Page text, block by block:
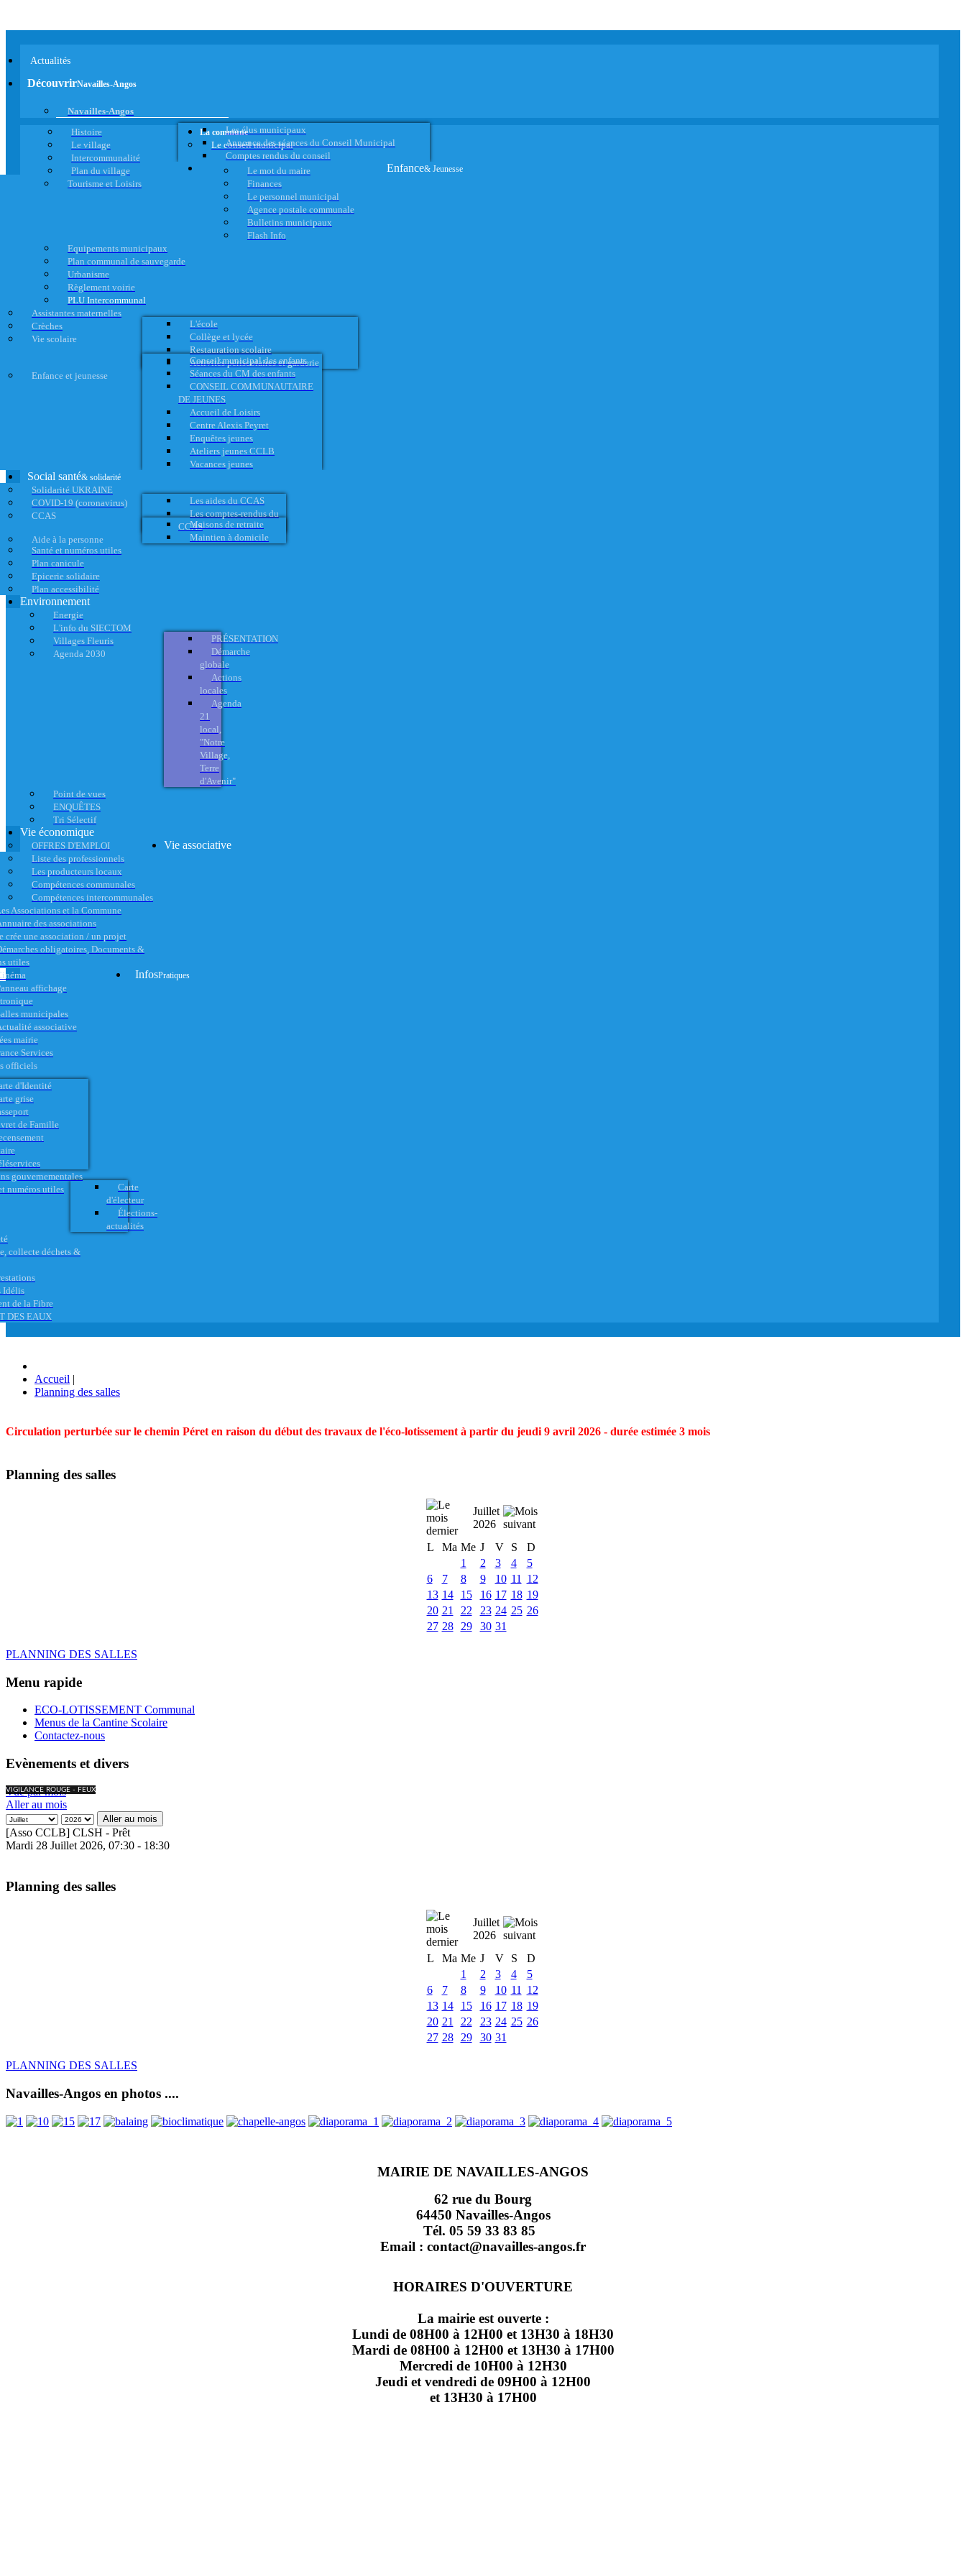
Actualités
DécouvrirNavailles-Angos
Navailles-Angos
Histoire
Le village
Intercommunalité
Plan du village
Tourisme et Loisirs
La commune
Le conseil municipal
Les élus municipaux
Annonce des séances du Conseil Municipal
Comptes rendus du conseil
Le mot du maire
Finances
Le personnel municipal
Agence postale communale
Bulletins municipaux
Flash Info
Equipements municipaux
Plan communal de sauvegarde
Urbanisme
Règlement voirie
PLU Intercommunal
Enfance& Jeunesse
Assistantes maternelles
Crèches
Vie scolaire
L'école
Collège et lycée
Restauration scolaire
Activités périscolaires et garderie
Enfance et jeunesse
Conseil municipal des enfants
Séances du CM des enfants
CONSEIL COMMUNAUTAIRE
DE JEUNES
Accueil de Loisirs
Centre Alexis Peyret
Enquêtes jeunes
Ateliers jeunes CCLB
Vacances jeunes
Social santé& solidarité
Solidarité UKRAINE
COVID-19 (coronavirus)
CCAS
Les aides du CCAS
Les comptes-rendus du
CCAS
Aide à la personne
Maisons de retraite
Maintien à domicile
Santé et numéros utiles
Plan canicule
Epicerie solidaire
Plan accessibilité
Environnement
Energie
L'info du SIECTOM
Villages Fleuris
Agenda 2030
PRÉSENTATION
Démarche
globale
Actions
locales
Agenda
21
local,
"Notre
Village,
Terre
d'Avenir"
Point de vues
ENQUÊTES
Tri Sélectif
Vie économique
OFFRES D'EMPLOI
Liste des professionnels
Les producteurs locaux
Compétences communales
Compétences intercommunales
Vie associative
Associations et la Commune
des associations
crée une association / un projet
obligatoires, Documents &
utiles
affichage
municipales
associative
InfosPratiques
mairie
Services
officiels
d'Identité
grise
de Famille
gouvernementales
numéros utiles
Carte
d'électeur
Élections-
actualités
collecte déchets &
Idélis
de la Fibre
DES EAUX
Accueil |
Planning des salles
Circulation perturbée sur le chemin Péret en raison du début des travaux de l'éco-lotissement à partir du jeudi 9 avril 2026 - durée estimée 3 mois
Planning des salles
Juillet
2026
L
Ma Me J V S
D
1
2 3 4
5
6
7 8 9 10 11
12
13 14 15 16 17 18 19
20 21 22 23 24 25 26
27 28 29 30 31
PLANNING DES SALLES
Menu rapide
ECO-LOTISSEMENT Communal
Menus de la Cantine Scolaire
Contactez-nous
Evènements et divers
VIGILANCE ROUGE - FEUX
Vue par mois
Aller au mois
Aller au mois
[Asso CCLB] CLSH - Prêt
Mardi 28 Juillet 2026, 07:30 - 18:30
Planning des salles
Juillet
2026
L
Ma Me J V S
D
1
2 3 4
5
6
7 8 9 10 11
12
13 14 15 16 17 18 19
20 21 22 23 24 25 26
27 28 29 30 31
PLANNING DES SALLES
Navailles-Angos en photos ....
MAIRIE DE NAVAILLES-ANGOS
62 rue du Bourg
64450 Navailles-Angos
Tél. 05 59 33 83 85
Email : contact@navailles-angos.fr
HORAIRES D'OUVERTURE
La mairie est ouverte :
Lundi de 08H00 à 12H00 et 13H30 à 18H30
Mardi de 08H00 à 12H00 et 13H30 à 17H00
Mercredi de 10H00 à 12H30
Jeudi et vendredi de 09H00 à 12H00
et 13H30 à 17H00